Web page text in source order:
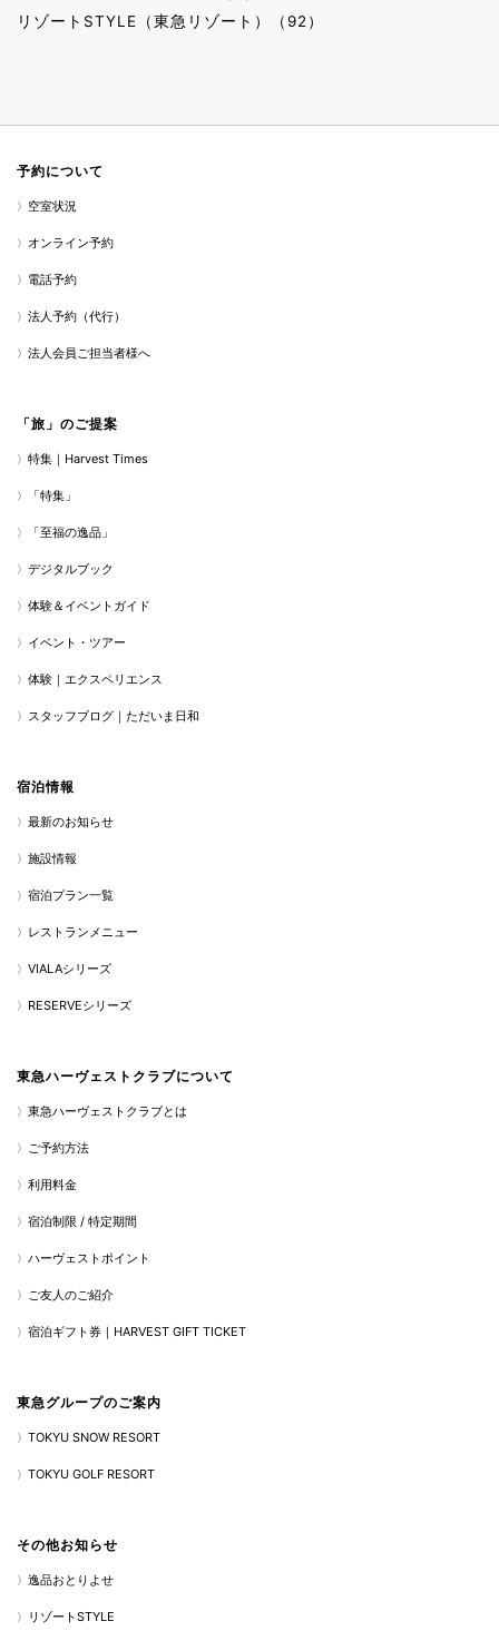
リゾートSTYLE（東急リゾート）（92）
予約について
空室状況
オンライン予約
電話予約
法人予約（代行）
法人会員ご担当者様へ
「旅」のご提案
特集｜Harvest Times
「特集」
「至福の逸品」
デジタルブック
体験＆イベントガイド
イベント・ツアー
体験｜エクスペリエンス
スタッフブログ｜ただいま日和
宿泊情報
最新のお知らせ
施設情報
宿泊プラン一覧
レストランメニュー
VIALAシリーズ
RESERVEシリーズ
東急ハーヴェストクラブについて
東急ハーヴェストクラブとは
ご予約方法
利用料金
宿泊制限 / 特定期間
ハーヴェストポイント
ご友人のご紹介
宿泊ギフト券｜HARVEST GIFT TICKET
東急グループのご案内
TOKYU SNOW RESORT
TOKYU GOLF RESORT
その他お知らせ
逸品おとりよせ
リゾートSTYLE